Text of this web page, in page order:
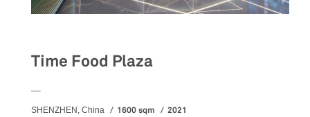
Time Food Plaza
SHENZHEN, China 1600 sqm 2021